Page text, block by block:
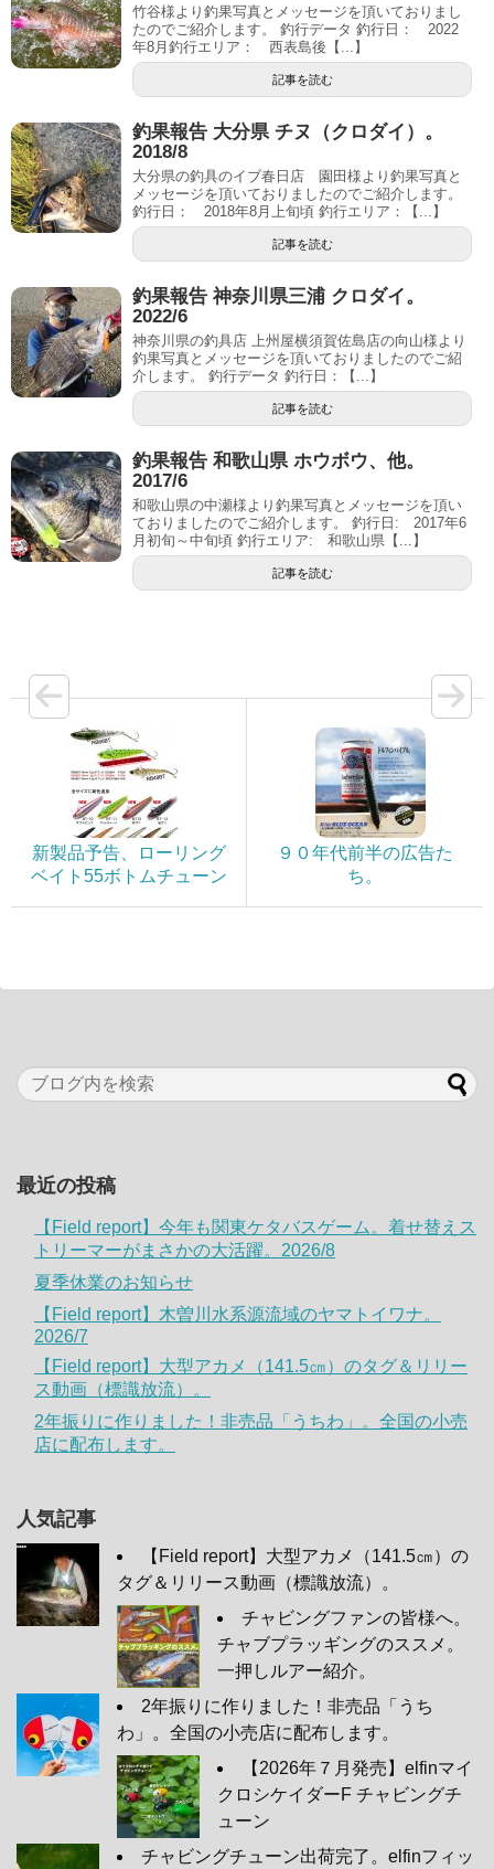
竹谷様より釣果写真とメッセージを頂いておりまし
たのでご紹介します。 釣行データ 釣行日： 2022
年8月釣行エリア： 西表島後【...】
記事を読む
釣果報告 大分県 チヌ（クロダイ）。
2018/8
大分県の釣具のイブ春日店 園田様より釣果写真と
メッセージを頂いておりましたのでご紹介します。
釣行日： 2018年8月上旬頃 釣行エリア：【...】
記事を読む
釣果報告 神奈川県三浦 クロダイ。
2022/6
神奈川県の釣具店 上州屋横須賀佐島店の向山様より
釣果写真とメッセージを頂いておりましたのでご紹
介します。 釣行データ 釣行日：【...】
記事を読む
釣果報告 和歌山県 ホウボウ、他。
2017/6
和歌山県の中瀬様より釣果写真とメッセージを頂い
ておりましたのでご紹介します。 釣行日: 2017年6
月初旬～中旬頃 釣行エリア: 和歌山県【...】
記事を読む
新製品予告、ローリング
ベイト55ボトムチューン
９０年代前半の広告た
ち。
最近の投稿
【Field report】今年も関東ケタバスゲーム。着せ替えス
トリーマーがまさかの大活躍。2026/8
夏季休業のお知らせ
【Field report】木曽川水系源流域のヤマトイワナ。
2026/7
【Field report】大型アカメ（141.5㎝）のタグ＆リリー
ス動画（標識放流）。
2年振りに作りました！非売品「うちわ」。全国の小売
店に配布します。
人気記事
【Field report】大型アカメ（141.5㎝）の
タグ＆リリース動画（標識放流）。
チャビングファンの皆様へ。
チャブプラッギングのススメ。
一押しルアー紹介。
2年振りに作りました！非売品「うち
わ」。全国の小売店に配布します。
【2026年７月発売】elfinマイ
クロシケイダーF チャビングチ
ューン
チャビングチューン出荷完了。elfinフィッ